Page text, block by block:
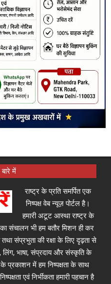
बारे में
राष्ट्र के प्रति समर्पित एक
निष्पक्ष वेब न्यूज़ पोर्टल है।
हमारी अटूट आस्था राष्ट्र के
का संचालन भी हम बतौर मिशन ही कर
संप्रभुता की रक्षा के लिए दृढ़ता से
लिंग, भाषा, संप्रदाय और संस्कृति के
प्रकाशन में हम निष्पक्षता के साथ
एवं निर्भीकता हमारी पहचान है